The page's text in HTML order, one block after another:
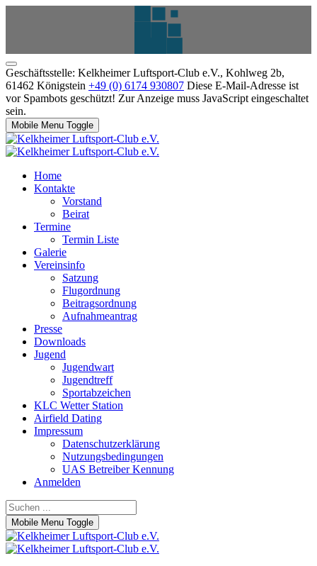
Geschäftsstelle: Kelkheimer Luftsport-Club e.V., Kohlweg 2b,
61462 Königstein +49 (0) 6174 930807 Diese E-Mail-Adresse ist
vor Spambots geschützt! Zur Anzeige muss JavaScript eingeschaltet
sein.
Mobile Menu Toggle
Home
Kontakte
Vorstand
Beirat
Termine
Termin Liste
Galerie
Vereinsinfo
Satzung
Flugordnung
Beitragsordnung
Aufnahmeantrag
Presse
Downloads
Jugend
Jugendwart
Jugendtreff
Sportabzeichen
KLC Wetter Station
Airfield Dating
Impressum
Datenschutzerklärung
Nutzungsbedingungen
UAS Betreiber Kennung
Anmelden
Mobile Menu Toggle